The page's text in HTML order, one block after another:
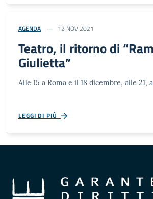
AGENDA 12 NOV 2021
Teatro, il ritorno di
Giulietta”
Alle 15 a Roma e il 18 dicembre, alle 21,
LEGGI DI PIÙ